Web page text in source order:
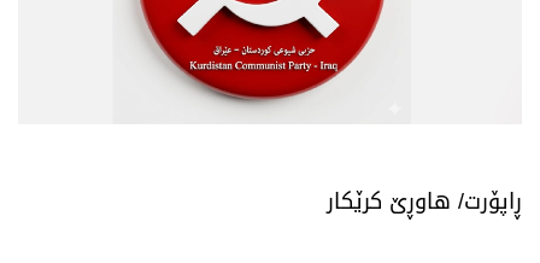
​ڕاپۆرت/ هاوڕێ کرێکار